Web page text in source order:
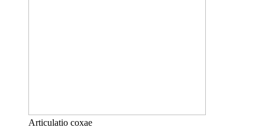
Articulatio coxae